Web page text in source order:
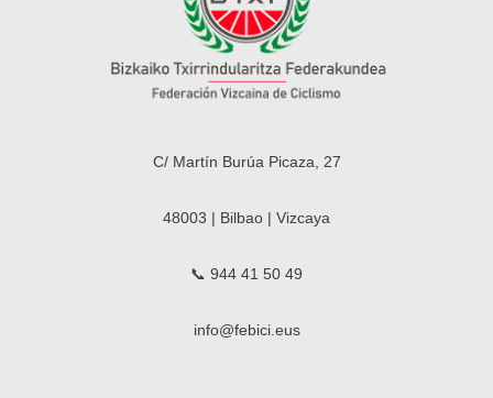
C/ Martín Burúa Picaza, 27
48003 | Bilbao | Vizcaya
📞 944 41 50 49
info@febici.eus